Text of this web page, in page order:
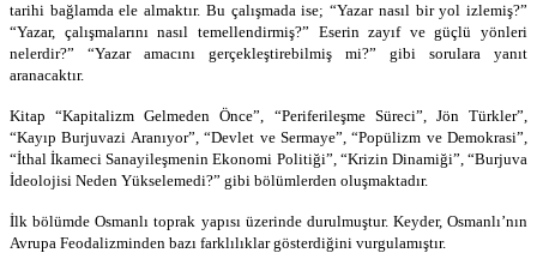
tarihi bağlamda ele almaktır. Bu çalışmada ise; “Yazar nasıl bir yol izlemiş?”
“Yazar, çalışmalarını nasıl temellendirmiş?” Eserin zayıf ve güçlü yönleri
nelerdir?” “Yazar amacını gerçekleştirebilmiş mi?” gibi sorulara yanıt
aranacaktır.
Kitap “Kapitalizm Gelmeden Önce”, “Periferileşme Süreci”, Jön Türkler”,
“Kayıp Burjuvazi Aranıyor”, “Devlet ve Sermaye”, “Popülizm ve Demokrasi”,
“İthal İkameci Sanayileşmenin Ekonomi Politiği”, “Krizin Dinamiği”, “Burjuva
İdeolojisi Neden Yükselemedi?” gibi bölümlerden oluşmaktadır.
İlk bölümde Osmanlı toprak yapısı üzerinde durulmuştur. Keyder, Osmanlı’nın
Avrupa Feodalizminden bazı farklılıklar gösterdiğini vurgulamıştır.